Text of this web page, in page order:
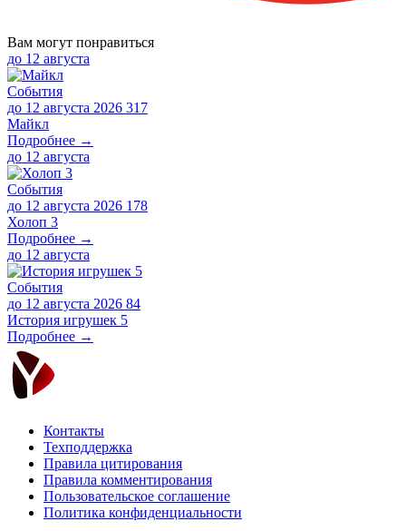
Вам могут понравиться
до 12 августа
События
до 12 августа 2026 317
Майкл
Подробнее →
до 12 августа
События
до 12 августа 2026 178
Холоп 3
Подробнее →
до 12 августа
События
до 12 августа 2026 84
История игрушек 5
Подробнее →
Контакты
Техподдержка
Правила цитирования
Правила комментирования
Пользовательское соглашение
Политика конфиденциальности